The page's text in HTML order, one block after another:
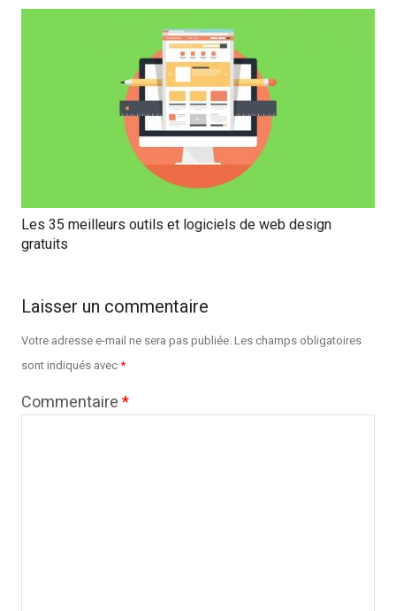
Les 35 meilleurs outils et logiciels de web design
gratuits
Laisser un commentaire
Votre adresse e-mail ne sera pas publiée.Les champs obligatoires
sont indiqués avec*
Commentaire*